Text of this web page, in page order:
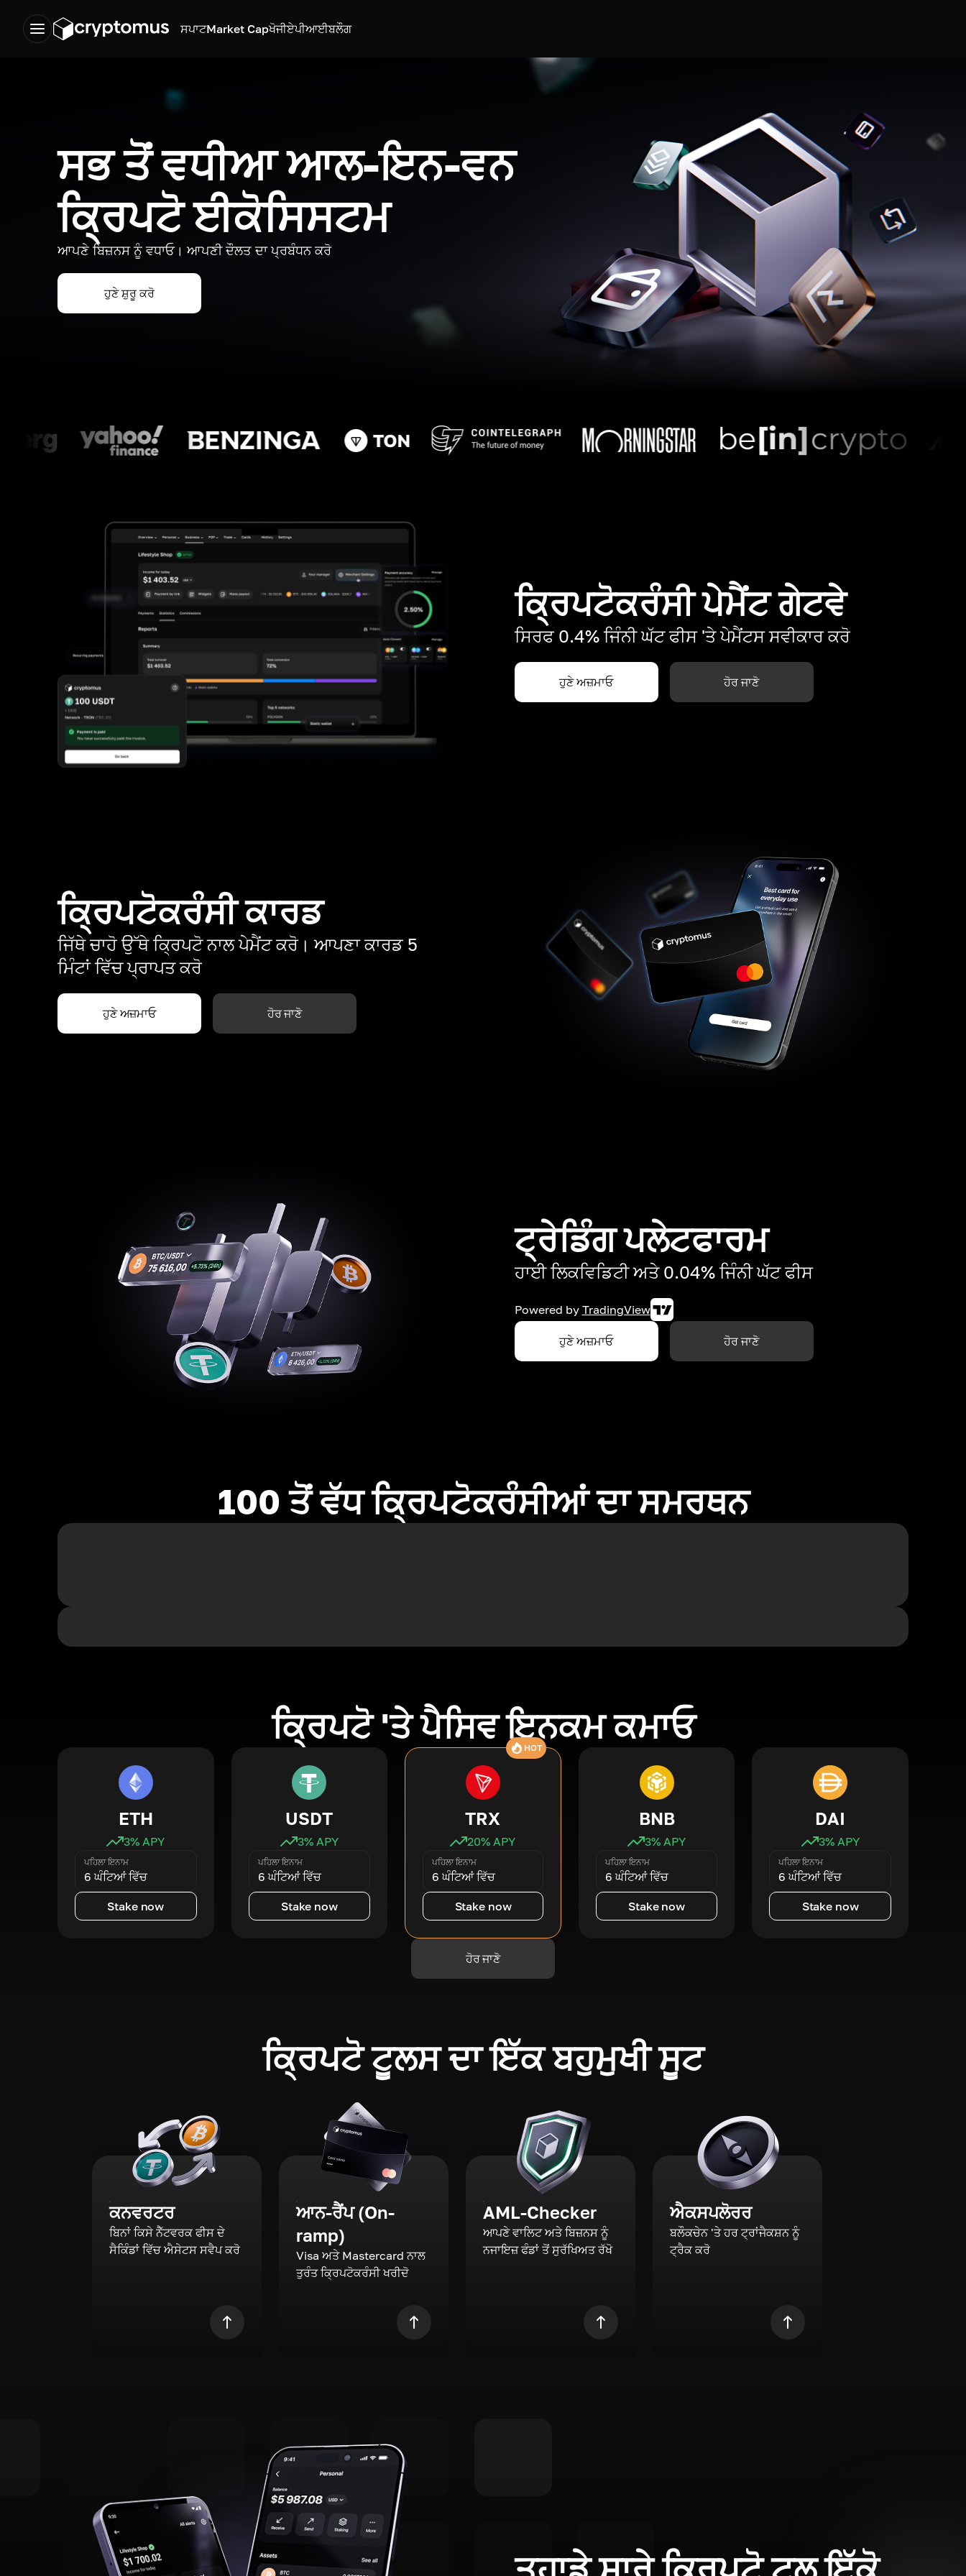
ਸਪਾਟMarket Capਖੋਜੀਏਪੀਆਈਬਲੌਗ
ਸਭ ਤੋਂ ਵਧੀਆ ਆਲ-ਇਨ-ਵਨ
ਕ੍ਰਿਪਟੋ ਈਕੋਸਿਸਟਮ
ਆਪਣੇ ਬਿਜ਼ਨਸ ਨੂੰ ਵਧਾਓ। ਆਪਣੀ ਦੌਲਤ ਦਾ ਪ੍ਰਬੰਧਨ ਕਰੋ
ਹੁਣੇ ਸ਼ੁਰੂ ਕਰੋ
ਕ੍ਰਿਪਟੋਕਰੰਸੀ ਪੇਮੈਂਟ ਗੇਟਵੇ
ਸਿਰਫ 0.4% ਜਿੰਨੀ ਘੱਟ ਫੀਸ 'ਤੇ ਪੇਮੈਂਟਸ ਸਵੀਕਾਰ ਕਰੋ
ਹੁਣੇ ਅਜ਼ਮਾਓ ਹੋਰ ਜਾਣੋ
ਕ੍ਰਿਪਟੋਕਰੰਸੀ ਕਾਰਡ
ਜਿੱਥੇ ਚਾਹੋ ਉੱਥੇ ਕ੍ਰਿਪਟੋ ਨਾਲ ਪੇਮੈਂਟ ਕਰੋ। ਆਪਣਾ ਕਾਰਡ 5
ਮਿੰਟਾਂ ਵਿੱਚ ਪ੍ਰਾਪਤ ਕਰੋ
ਹੁਣੇ ਅਜ਼ਮਾਓ ਹੋਰ ਜਾਣੋ
ਟ੍ਰੇਡਿੰਗ ਪਲੇਟਫਾਰਮ
ਹਾਈ ਲਿਕਵਿਡਿਟੀ ਅਤੇ 0.04% ਜਿੰਨੀ ਘੱਟ ਫੀਸ
Powered by TradingView
ਹੁਣੇ ਅਜ਼ਮਾਓ ਹੋਰ ਜਾਣੋ
100 ਤੋਂ ਵੱਧ ਕ੍ਰਿਪਟੋਕਰੰਸੀਆਂ ਦਾ ਸਮਰਥਨ
ਕ੍ਰਿਪਟੋ 'ਤੇ ਪੈਸਿਵ ਇਨਕਮ ਕਮਾਓ
ETH
3% APY
ਪਹਿਲਾ ਇਨਾਮ
6 ਘੰਟਿਆਂ ਵਿੱਚ
Stake now
USDT
3% APY
ਪਹਿਲਾ ਇਨਾਮ
6 ਘੰਟਿਆਂ ਵਿੱਚ
Stake now
HOT
TRX
20% APY
ਪਹਿਲਾ ਇਨਾਮ
6 ਘੰਟਿਆਂ ਵਿੱਚ
Stake now
BNB
3% APY
ਪਹਿਲਾ ਇਨਾਮ
6 ਘੰਟਿਆਂ ਵਿੱਚ
Stake now
DAI
3% APY
ਪਹਿਲਾ ਇਨਾਮ
6 ਘੰਟਿਆਂ ਵਿੱਚ
Stake now
ਹੋਰ ਜਾਣੋ
ਕ੍ਰਿਪਟੋ ਟੂਲਸ ਦਾ ਇੱਕ ਬਹੁਮੁਖੀ ਸੂਟ
ਕਨਵਰਟਰ
ਬਿਨਾਂ ਕਿਸੇ ਨੈੱਟਵਰਕ ਫੀਸ ਦੇ
ਸੈਕਿੰਡਾਂ ਵਿੱਚ ਐਸੇਟਸ ਸਵੈਪ ਕਰੋ
ਆਨ-ਰੈਂਪ (On-
ramp)
Visa ਅਤੇ Mastercard ਨਾਲ
ਤੁਰੰਤ ਕ੍ਰਿਪਟੋਕਰੰਸੀ ਖਰੀਦੋ
AML-Checker
ਆਪਣੇ ਵਾਲਿਟ ਅਤੇ ਬਿਜ਼ਨਸ ਨੂੰ
ਨਜਾਇਜ਼ ਫੰਡਾਂ ਤੋਂ ਸੁਰੱਖਿਅਤ ਰੱਖੋ
ਐਕਸਪਲੋਰਰ
ਬਲੌਕਚੇਨ 'ਤੇ ਹਰ ਟ੍ਰਾਂਜੈਕਸ਼ਨ ਨੂੰ
ਟ੍ਰੈਕ ਕਰੋ